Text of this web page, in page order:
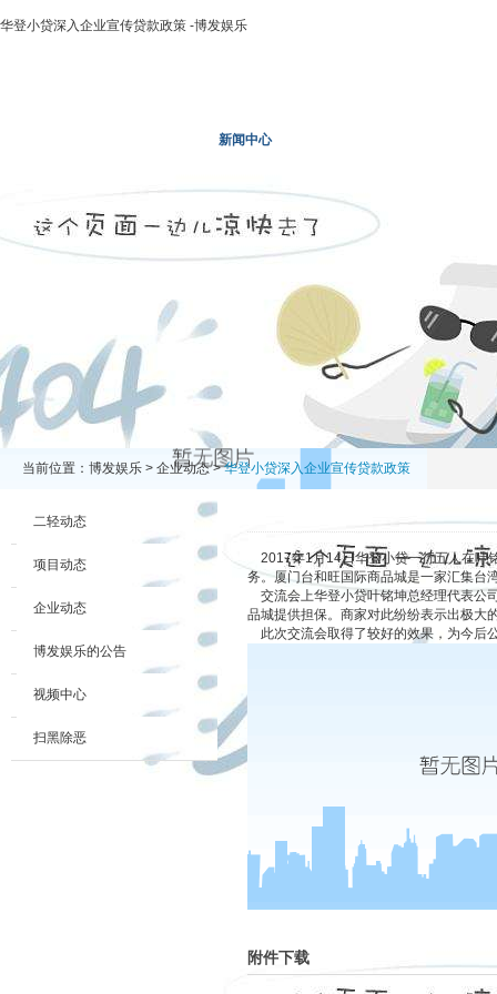
华登小贷深入企业宣传贷款政策 -博发娱乐
新闻中心
当前位置： 博发娱乐 > 企业动态>华登小贷深入企业宣传贷款政策
二轻动态
项目动态
企业动态
博发娱乐的公告
视频中心
扫黑除恶
2017年1月14日华登小贷一行五人在叶
务。厦门台和旺国际商品城是一家汇集台
交流会上华登小贷叶铭坤总经理代表公
品城提供担保。商家对此纷纷表示出极大
此次交流会取得了较好的效果，为今后
附件下载